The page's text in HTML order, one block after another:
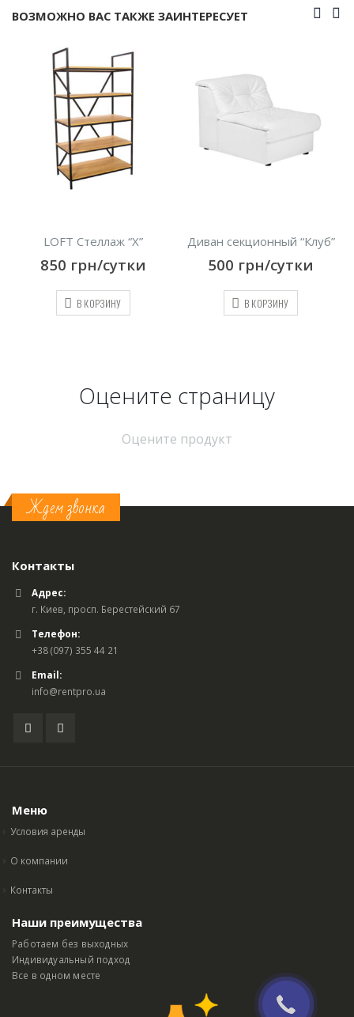
ВОЗМОЖНО ВАС ТАКЖЕ ЗАИНТЕРЕСУЕТ
LOFT Стеллаж “X”
850 грн/сутки
В КОРЗИНУ
Диван секционный “Клуб”
500 грн/сутки
В КОРЗИНУ
Оцените страницу
Оцените продукт
Ждем звонка
Контакты
Адрес:
г. Киев, просп. Берестейский 67
Телефон:
+38 (097) 355 44 21
Email:
info@rentpro.ua
Меню
Условия аренды
О компании
Контакты
Наши преимущества
Работаем без выходных
Индивидуальный подход
Все в одном месте